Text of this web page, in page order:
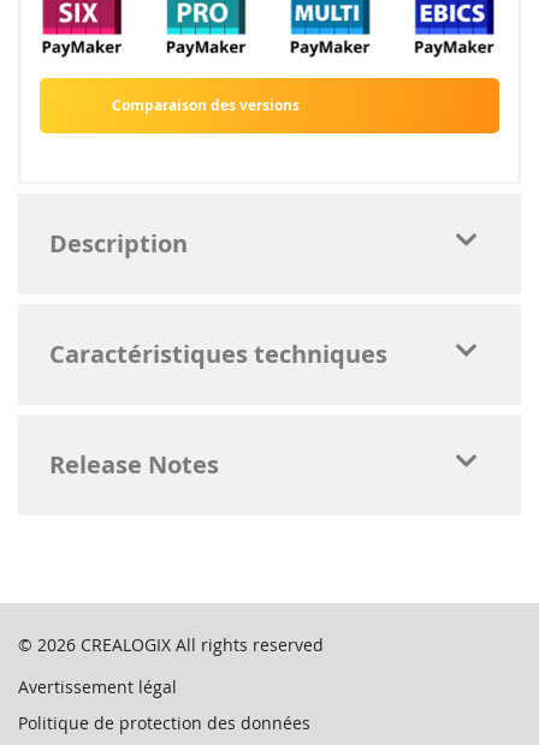
Comparaison des versions
Description
Caractéristiques techniques
Release Notes
© 2026 CREALOGIX All rights reserved
Avertissement légal
Politique de protection des données